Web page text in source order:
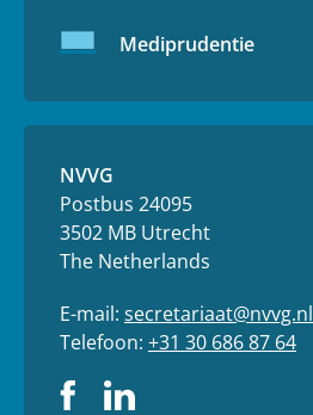
Mediprudentie
NVVG
Postbus 24095
3502 MB Utrecht
The Netherlands
E-mail: secretariaat@nvvg.nl
Telefoon: +31 30 686 87 64